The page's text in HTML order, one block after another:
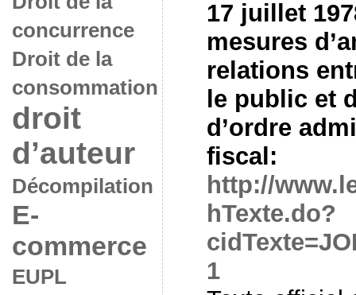
concurrence
Droit de la
consommation
droit
d’auteur
Décompilation
E-
commerce
EUPL
17 juillet
mesures
relations
le public et
d’ordre
fiscal:
http://
hTexte.do?
1